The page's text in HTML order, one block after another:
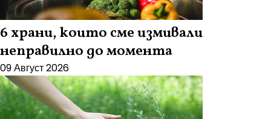
6 храни, които сме измивали
неправилно до момента
09 Август 2026